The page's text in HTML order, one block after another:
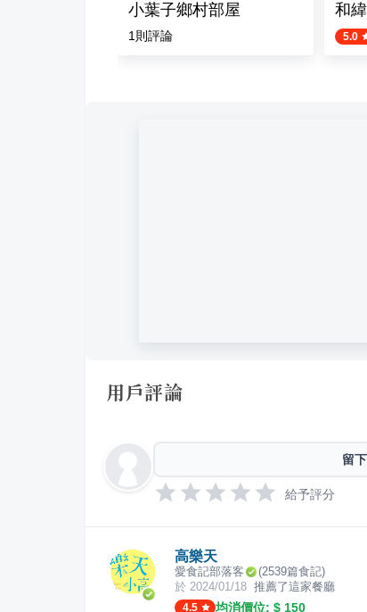
小葉子鄉村部屋
1 則評論
和
5.0
用戶評論
留
給予評分
高樂天
愛食記部落客 (2539篇食記)
於 2024/01/18 推薦了這家餐廳
4.5 均消價位: $ 150